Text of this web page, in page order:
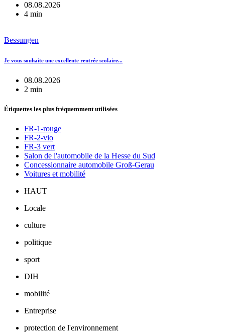
08.08.2026
4 min
Bessungen
Je vous souhaite une excellente rentrée scolaire...
08.08.2026
2 min
Étiquettes les plus fréquemment utilisées
FR-1-rouge
FR-2-vio
FR-3 vert
Salon de l'automobile de la Hesse du Sud
Concessionnaire automobile Groß-Gerau
Voitures et mobilité
HAUT
Locale
culture
politique
sport
DIH
mobilité
Entreprise
protection de l'environnement